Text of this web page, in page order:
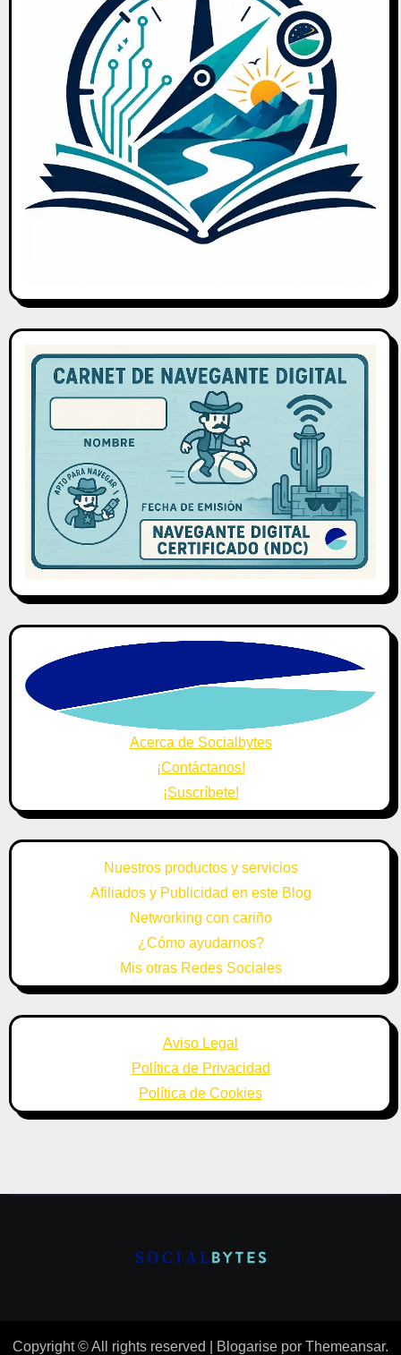
Acerca de Socialbytes
¡Contáctanos!
¡Suscríbete!
Nuestros productos y servicios
Afiliados y Publicidad en este Blog
Networking con cariño
¿Cómo ayudarnos?
Mis otras Redes Sociales
Aviso Legal
Política de Privacidad
Política de Cookies
Copyright © All rights reserved Blogarise por Themeansar.